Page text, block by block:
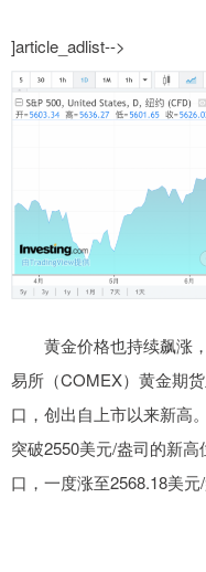
]article_adlist-->
黄金价格也持续飙涨，
易所（COMEX）黄金期
口，创出自上市以来新高
突破2550美元/盎司的新
口，一度涨至2568.18美元/